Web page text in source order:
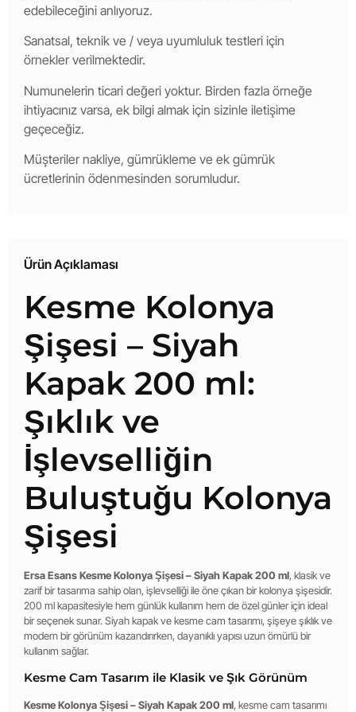
edebileceğini anlıyoruz.
Sanatsal, teknik ve / veya uyumluluk testleri için
örnekler verilmektedir.
Numunelerin ticari değeri yoktur. Birden fazla örneğe
ihtiyacınız varsa, ek bilgi almak için sizinle iletişime
geçeceğiz.
Müşteriler nakliye, gümrükleme ve ek gümrük
ücretlerinin ödenmesinden sorumludur.
Ürün Açıklaması
Kesme Kolonya
Şişesi – Siyah
Kapak 200 ml:
Şıklık ve
İşlevselliğin
Buluştuğu Kolonya
Şişesi
Ersa Esans Kesme Kolonya Şişesi – Siyah Kapak 200 ml, klasik ve
zarif bir tasarıma sahip olan, işlevselliği ile öne çıkan bir kolonya şişesidir.
200 ml kapasitesiyle hem günlük kullanım hem de özel günler için ideal
bir seçenek sunar. Siyah kapak ve kesme cam tasarımı, şişeye şıklık ve
modern bir görünüm kazandırırken, dayanıklı yapısı uzun ömürlü bir
kullanım sağlar.
Kesme Cam Tasarım ile Klasik ve Şık Görünüm
Kesme Kolonya Şişesi – Siyah Kapak 200 ml, kesme cam tasarımı